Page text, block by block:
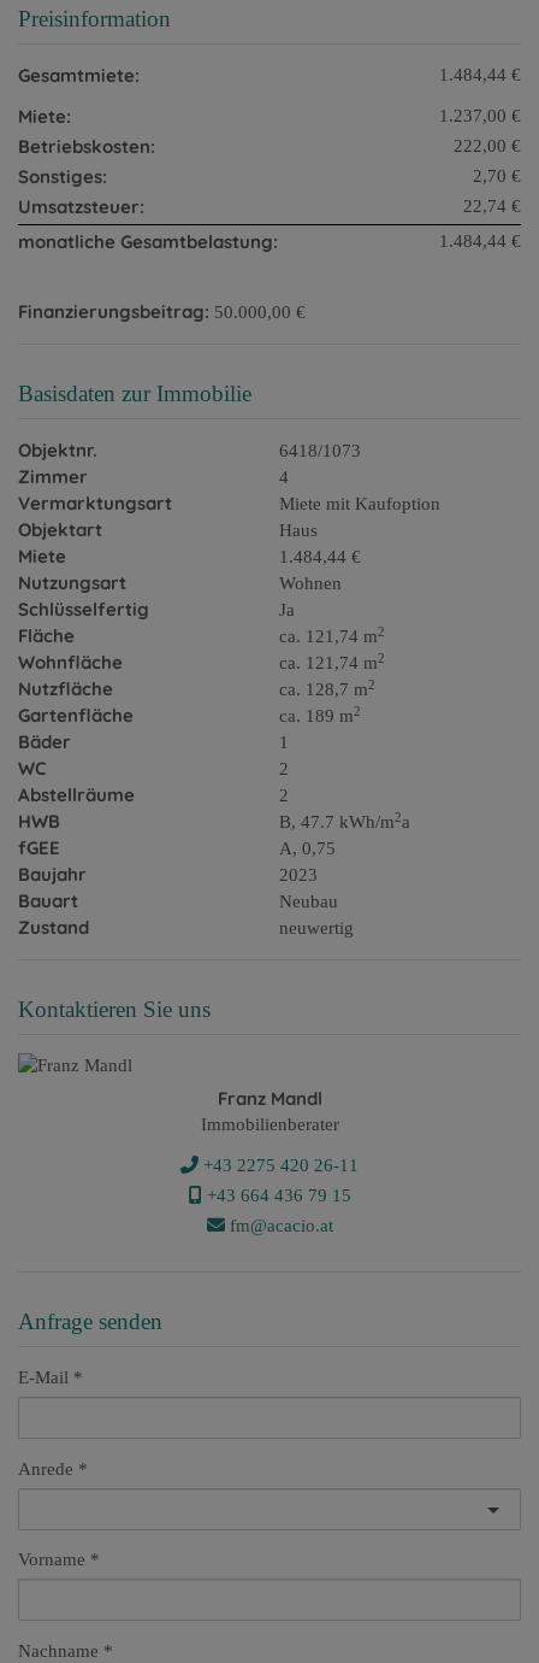
Preisinformation
Gesamtmiete: 1.484,44 €
Miete: 1.237,00 €
Betriebskosten: 222,00 €
Sonstiges: 2,70 €
Umsatzsteuer: 22,74 €
monatliche Gesamtbelastung: 1.484,44 €
Finanzierungsbeitrag: 50.000,00 €
Basisdaten zur Immobilie
Objektnr. 6418/1073
Zimmer 4
Vermarktungsart Miete mit Kaufoption
Objektart Haus
Miete 1.484,44 €
Nutzungsart Wohnen
Schlüsselfertig Ja
Fläche ca. 121,74 m2
Wohnfläche ca. 121,74 m2
Nutzfläche ca. 128,7 m2
Gartenfläche ca. 189 m2
Bäder 1
WC 2
Abstellräume 2
HWB B, 47.7 kWh/m2a
fGEE A, 0,75
Baujahr 2023
Bauart Neubau
Zustand neuwertig
Kontaktieren Sie uns
Franz Mandl
Immobilienberater
+43 2275 420 26-11
+43 ​664 436 79 15
fm@acacio.at
Anfrage senden
E-Mail
Anrede
Vorname
Nachname